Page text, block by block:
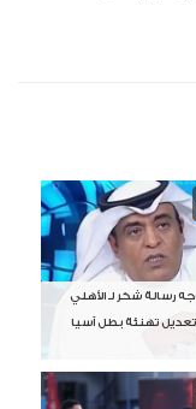
رسالة شكر لـ الأهلي
تهنئة بطل آسيا